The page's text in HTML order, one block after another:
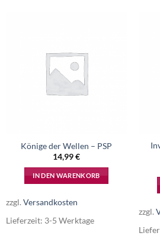
Könige der Wellen – PSP
14,99€
IN DEN WARENKORB
zzgl. Versandkosten
Lieferzeit: 3-5 Werktage
zzgl.